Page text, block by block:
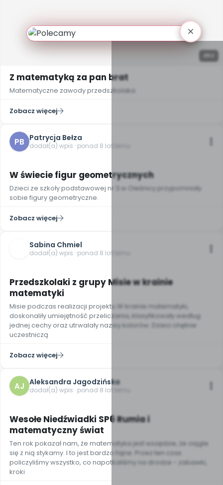
Z matematyką za pan brat
Matematyczne zawody przedszkolaka
Zobacz więcej
PB Patrycja Bełza
dodał(a) wpis · ponad 8 lat temu
W świecie figur geometrycznych
Dzieci ze szkoły podstawowej nr 3 w Oleśnicy przypomniały
sobie figury geometryczne.
Zobacz więcej
Sabina Chmiel
dodał(a) wpis · ponad 8 lat temu
Przedszkolaki z grupy Misie w krainie
matematyki
Misie podczas realizacji projektu W krainie matematyki,
doskonaliły umiejętność przeliczania, klasyfikowały według
jednej cechy oraz utrwalały nazwy kolorów. Dzieci chętnie
uczestniczą
Zobacz więcej
AJ Aleksandra Jagodzińska
dodał(a) wpis · ponad 8 lat temu
Wesołe Niedźwiadki SP6 Rumia i
matematyczny świat
Ten rok pokazał nam, że matematyka jest wszędzie, że ciągle
się z nią stykamy. I to jest bardzo fajne. Przez ten czas
policzyliśmy wszystko, co napotkaliśmy na drodze - zabawki,
kroki